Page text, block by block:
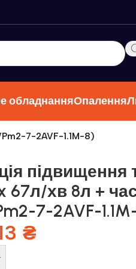
обладнанняОпалення
7-2AVF-1.1M-8)
підвищення
67л/хв 8л +
7-2AVF-
₴